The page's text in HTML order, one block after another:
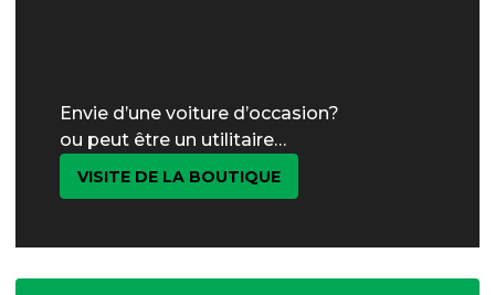
Envie d’une voiture d’occasion?
ou peut être un utilitaire…
VISITE DE LA BOUTIQUE